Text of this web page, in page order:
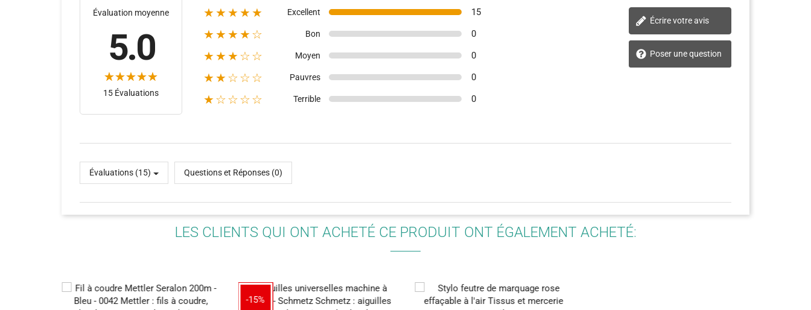
(14)
Évaluation moyenne
5.0
15 Évaluations
★★★★★ Excellent 15
★★★★☆ Bon 0
★★★☆☆ Moyen 0
★★☆☆☆ Pauvres 0
★☆☆☆☆ Terrible 0
Écrire votre avis
Poser une question
Évaluations (15) Questions et Réponses (0)
LES CLIENTS QUI ONT ACHETÉ CE PRODUIT ONT ÉGALEMENT ACHETÉ:
-15%